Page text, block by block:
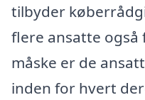
tilbyder
flere ansatte også
måske er de
inden for hvert